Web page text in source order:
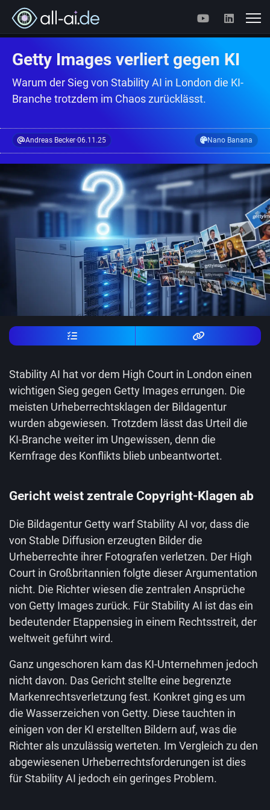
Getty Images verliert gegen KI
Warum der Sieg von Stability AI in London die KI-
Branche trotzdem im Chaos zurücklässt.
Andreas Becker·06.11.25 Nano Banana
Stability AI hat vor dem High Court in London einen
wichtigen Sieg gegen Getty Images errungen. Die
meisten Urheberrechtsklagen der Bildagentur
wurden abgewiesen. Trotzdem lässt das Urteil die
KI-Branche weiter im Ungewissen, denn die
Kernfrage des Konflikts blieb unbeantwortet.
Gericht weist zentrale Copyright-Klagen ab
Die Bildagentur Getty warf Stability AI vor, dass die
von Stable Diffusion erzeugten Bilder die
Urheberrechte ihrer Fotografen verletzen. Der High
Court in Großbritannien folgte dieser Argumentation
nicht. Die Richter wiesen die zentralen Ansprüche
von Getty Images zurück. Für Stability AI ist das ein
bedeutender Etappensieg in einem Rechtsstreit, der
weltweit geführt wird.
Ganz ungeschoren kam das KI-Unternehmen jedoch
nicht davon. Das Gericht stellte eine begrenzte
Markenrechtsverletzung fest. Konkret ging es um
die Wasserzeichen von Getty. Diese tauchten in
einigen von der KI erstellten Bildern auf, was die
Richter als unzulässig werteten. Im Vergleich zu den
abgewiesenen Urheberrechtsforderungen ist dies
für Stability AI jedoch ein geringes Problem.